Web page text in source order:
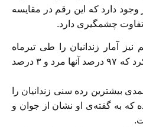
وجود دارد که این رقم در مقایسه
چشمگیری دارد.
آمار زندانیان را طی تیرماه
امسال ۲۲۸ هزار نفر عنوان کرد که ۹۷ درصد آنها مرد و ۳ درصد
بیشترین رده سنی زندانیان را
کرده که به گفته‌ی او نشان از جوان و